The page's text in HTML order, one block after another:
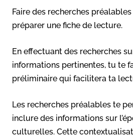
Faire des recherches
préparer une fiche de lecture.
En effectuant des recherches
informations pertinentes, tu te
préliminaire qui facilitera ta
Les recherches préalables te
inclure des informations sur
culturelles. Cette